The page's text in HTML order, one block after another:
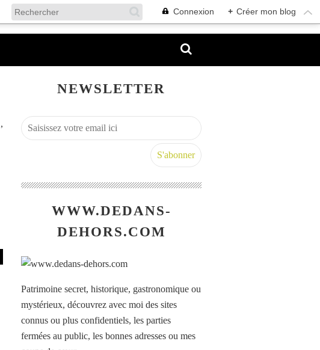
Connexion + Créer mon blog
,
NEWSLETTER
WWW.DEDANS-
DEHORS.COM
Patrimoine secret, historique, gastronomique ou
mystérieux, découvrez avec moi des sites
connus ou plus confidentiels, les parties
fermées au public, les bonnes adresses ou mes